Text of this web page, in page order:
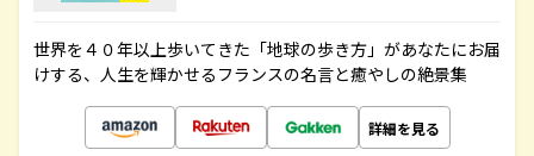
世界を４０年以上歩いてきた「地球の歩き方」があなたにお届
けする、人生を輝かせるフランスの名言と癒やしの絶景集
詳細を見る